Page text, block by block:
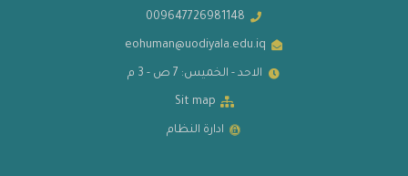
009647726981148
eohuman@uodiyala.edu.iq
الاحد - الخميس: 7 ص - 3 م
Sit map
ادارة النظام